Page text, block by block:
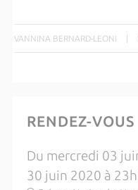
VANNINA BERNARD-LEONI |
RENDEZ-VOUS
Du mercredi 03
30 juin 2020 à